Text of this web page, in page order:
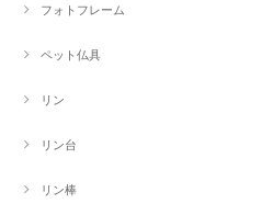
フォトフレーム
ペット仏具
リン
リン台
リン棒